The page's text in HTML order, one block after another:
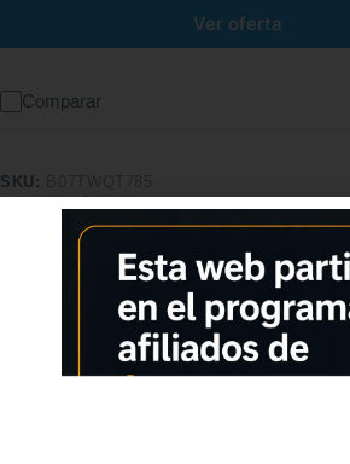
Ver oferta
Comparar
SKU:
CATEGORÍA:HERVIDORES PARA HUEVOS
ETIQUETA:HERVIDOR DE HUEVOS
NAVARIS
Características adicionales
Calidad superior
Pago seguro
Satisfacción garantizada